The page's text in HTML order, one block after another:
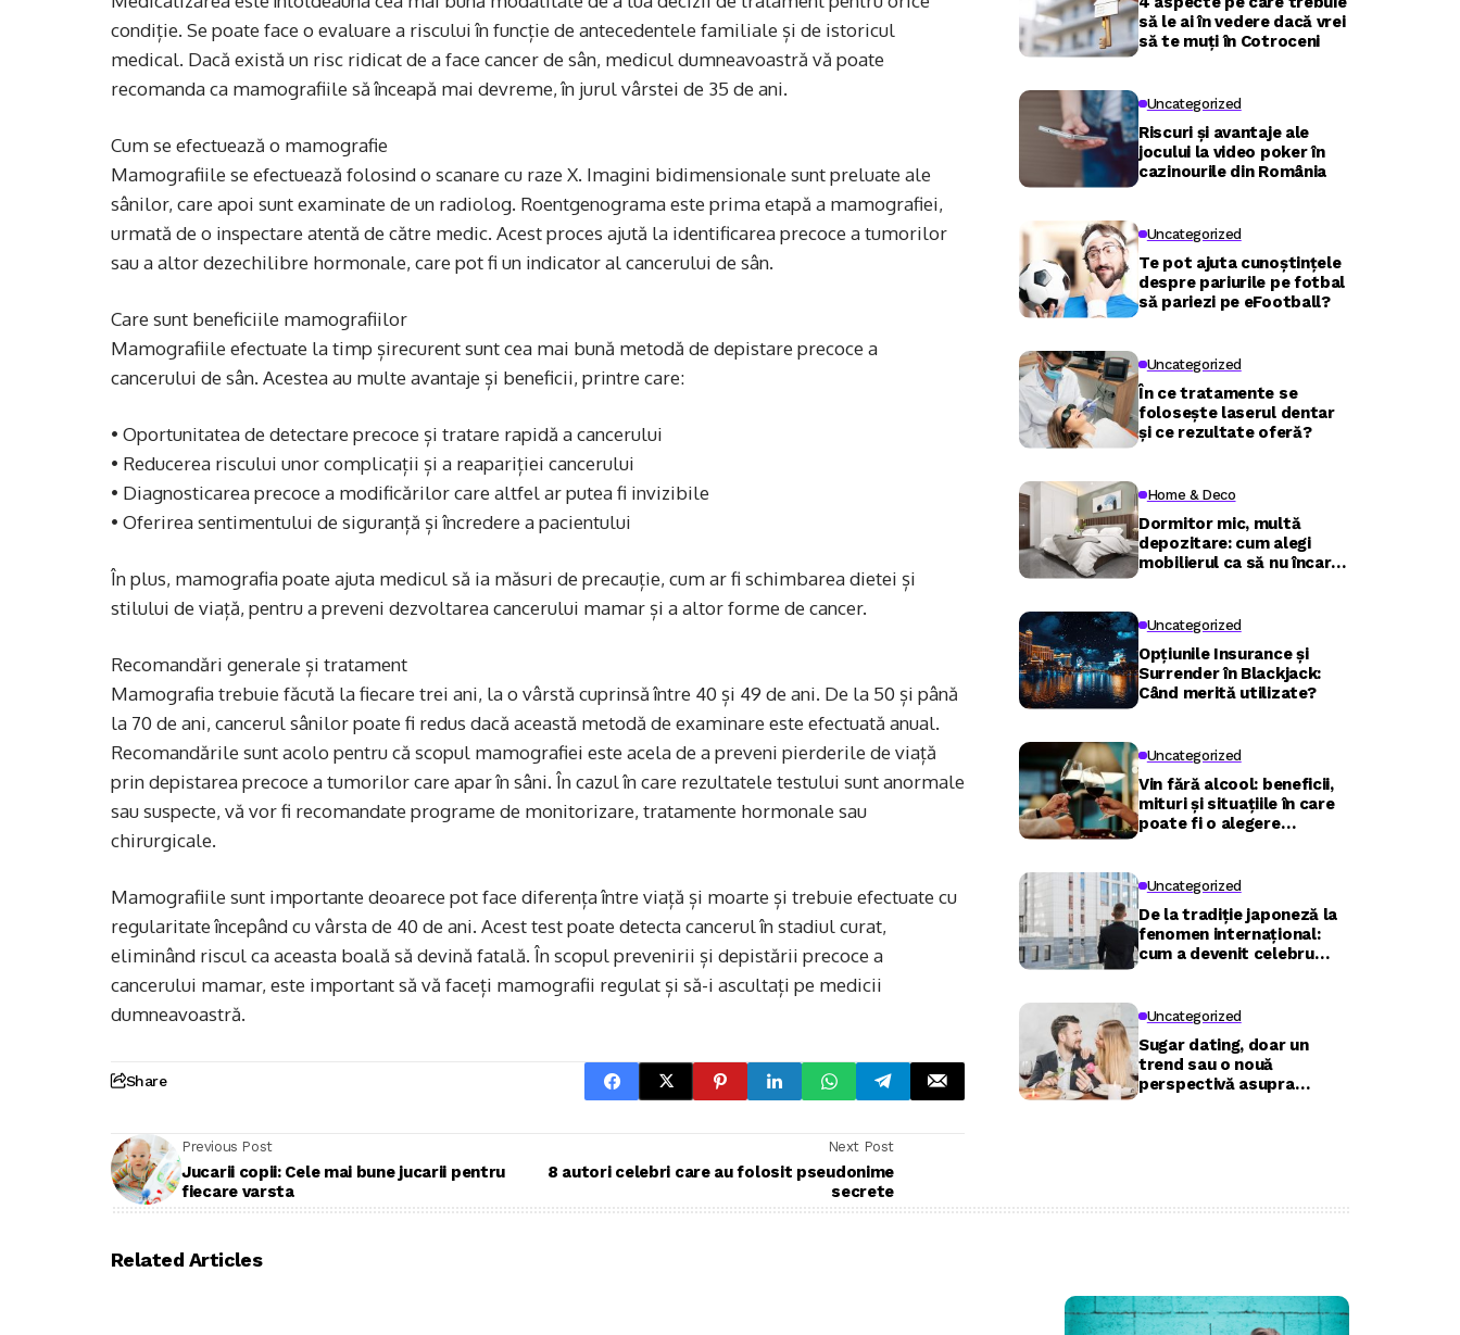
condiție. Se poate face o evaluare a riscului în funcție de antecedentele familiale și de istoricul
medical. Dacă există un risc ridicat de a face cancer de sân, medicul dumneavoastră vă poate
recomanda ca mamografiile să înceapă mai devreme, în jurul vârstei de 35 de ani.
Cum se efectuează o mamografie
Mamografiile se efectuează folosind o scanare cu raze X. Imagini bidimensionale sunt preluate ale
sânilor, care apoi sunt examinate de un radiolog. Roentgenograma este prima etapă a mamografiei,
urmată de o inspectare atentă de către medic. Acest proces ajută la identificarea precoce a tumorilor
sau a altor dezechilibre hormonale, care pot fi un indicator al cancerului de sân.
Care sunt beneficiile mamografiilor
Mamografiile efectuate la timp șirecurent sunt cea mai bună metodă de depistare precoce a
cancerului de sân. Acestea au multe avantaje și beneficii, printre care:
• Oportunitatea de detectare precoce și tratare rapidă a cancerului
• Reducerea riscului unor complicații și a reapariției cancerului
• Diagnosticarea precoce a modificărilor care altfel ar putea fi invizibile
• Oferirea sentimentului de siguranță și încredere a pacientului
În plus, mamografia poate ajuta medicul să ia măsuri de precauție, cum ar fi schimbarea dietei și
stilului de viață, pentru a preveni dezvoltarea cancerului mamar și a altor forme de cancer.
Recomandări generale și tratament
Mamografia trebuie făcută la fiecare trei ani, la o vârstă cuprinsă între 40 și 49 de ani. De la 50 și până
la 70 de ani, cancerul sânilor poate fi redus dacă această metodă de examinare este efectuată anual.
Recomandările sunt acolo pentru că scopul mamografiei este acela de a preveni pierderile de viață
prin depistarea precoce a tumorilor care apar în sâni. În cazul în care rezultatele testului sunt anormale
sau suspecte, vă vor fi recomandate programe de monitorizare, tratamente hormonale sau
chirurgicale.
Mamografiile sunt importante deoarece pot face diferența între viață și moarte și trebuie efectuate cu
regularitate începând cu vârsta de 40 de ani. Acest test poate detecta cancerul în stadiul curat,
eliminând riscul ca aceasta boală să devină fatală. În scopul prevenirii și depistării precoce a
cancerului mamar, este important să vă faceți mamografii regulat și să-i ascultați pe medicii
dumneavoastră.
Share
Previous Post
Jucarii copii: Cele mai bune jucarii pentru
fiecare varsta
Next Post
8 autori celebri care au folosit pseudonime
secrete
să le ai în vedere dacă vrei
să te muți în Cotroceni
Uncategorized
Riscuri și avantaje ale
jocului la video poker în
cazinourile din România
Uncategorized
Te pot ajuta cunoștințele
despre pariurile pe fotbal
să pariezi pe eFootball?
Uncategorized
În ce tratamente se
folosește laserul dentar
și ce rezultate oferă?
Home & Deco
Dormitor mic, multă
depozitare: cum alegi
mobilierul ca să nu încarci
Uncategorized
Opțiunile Insurance și
Surrender în Blackjack:
Când merită utilizate?
Uncategorized
Vin fără alcool: beneficii,
mituri și situațiile în care
poate fi o alegere
Uncategorized
De la tradiție japoneză la
fenomen internațional:
cum a devenit celebru
Uncategorized
Sugar dating, doar un
trend sau o nouă
perspectivă asupra
Related Articles